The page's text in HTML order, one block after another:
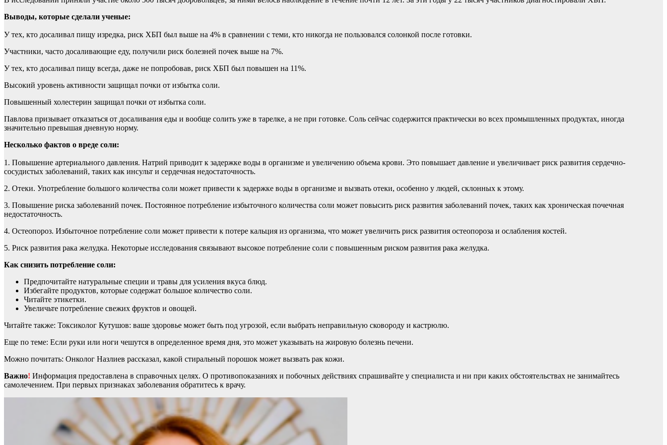
Выводы, которые сделали ученые:
У тех, кто досаливал пищу изредка, риск ХБП был выше на 4% в сравнении с теми, кто никогда не пользовался солонкой после готовки.
Участники, часто досаливающие еду, получили риск болезней почек выше на 7%.
У тех, кто досаливал пищу всегда, даже не попробовав, риск ХБП был повышен на 11%.
Высокий уровень активности защищал почки от избытка соли.
Повышенный холестерин защищал почки от избытка соли.
Павлова призывает отказаться от досаливания еды и вообще солить уже в тарелке, а не при готовке. Соль сейчас содержится практически во всех промышленных продуктах, иногда
значительно превышая дневную норму.
Несколько фактов о вреде соли:
1. Повышение артериального давления. Натрий приводит к задержке воды в организме и увеличению объема крови. Это повышает давление и увеличивает риск развития сердечно-
сосудистых заболеваний, таких как инсульт и сердечная недостаточность.
2. Отеки. Употребление большого количества соли может привести к задержке воды в организме и вызвать отеки, особенно у людей, склонных к этому.
3. Повышение риска заболеваний почек. Постоянное потребление избыточного количества соли может повысить риск развития заболеваний почек, таких как хроническая почечная
недостаточность.
4. Остеопороз. Избыточное потребление соли может привести к потере кальция из организма, что может увеличить риск развития остеопороза и ослабления костей.
5. Риск развития рака желудка. Некоторые исследования связывают высокое потребление соли с повышенным риском развития рака желудка.
Как снизить потребление соли:
Предпочитайте натуральные специи и травы для усиления вкуса блюд.
Избегайте продуктов, которые содержат большое количество соли.
Читайте этикетки.
Увеличьте потребление свежих фруктов и овощей.
Читайте также: Токсиколог Кутушов: ваше здоровье может быть под угрозой, если выбрать неправильную сковороду и кастрюлю.
Еще по теме: Если руки или ноги чешутся в определенное время дня, это может указывать на жировую болезнь печени.
Можно почитать: Онколог Назлиев рассказал, какой стиральный порошок может вызвать рак кожи.
Важно! Информация предоставлена в справочных целях. О противопоказаниях и побочных действиях спрашивайте у специалиста и ни при каких обстоятельствах не занимайтесь
самолечением. При первых признаках заболевания обратитесь к врачу.